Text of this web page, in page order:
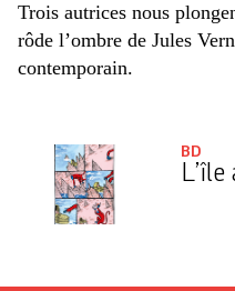
Trois autrices nous
rôde l’ombre de Jules
contemporain.
BD